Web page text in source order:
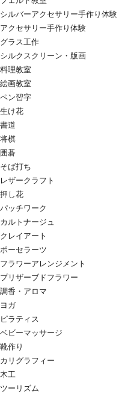
シルバーアクセサリー手作り体験
アクセサリー手作り体験
グラス工作
シルクスクリーン・版画
料理教室
絵画教室
ペン習字
生け花
書道
将棋
囲碁
そば打ち
レザークラフト
押し花
パッチワーク
カルトナージュ
クレイアート
ポーセラーツ
フラワーアレンジメント
プリザーブドフラワー
調香・アロマ
ヨガ
ピラティス
ベビーマッサージ
靴作り
カリグラフィー
木工
ツーリズム